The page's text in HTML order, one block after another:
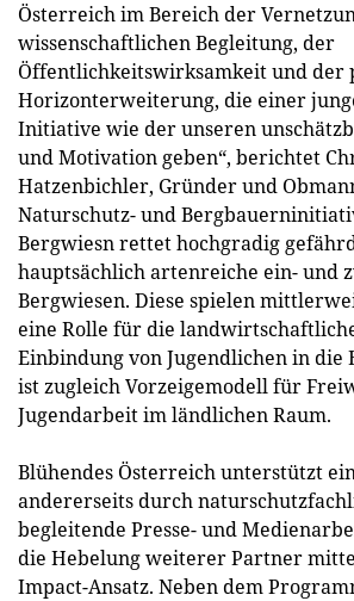
Österreich im Bereich der
wissenschaftlichen Begleitung, der
Öffentlichkeitswirksamkeit und der
Horizonterweiterung, die einer
Initiative wie der unseren
und Motivation geben“, berichtet
Hatzenbichler, Gründer und
Naturschutz- und
Bergwiesn rettet hochgradig
hauptsächlich artenreiche ein- und
Bergwiesen. Diese spielen
eine Rolle für die
Einbindung von Jugendlichen in die
ist zugleich Vorzeigemodell für
Jugendarbeit im ländlichen Raum.
Blühendes Österreich unterstützt
andererseits durch
begleitende Presse- und
die Hebelung weiterer Partner
Impact-Ansatz. Neben dem